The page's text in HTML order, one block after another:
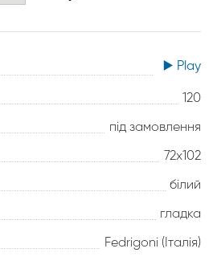
▶️ Play
120
під замовлення
72х102
білий
гладка
Fedrigoni (Італія)